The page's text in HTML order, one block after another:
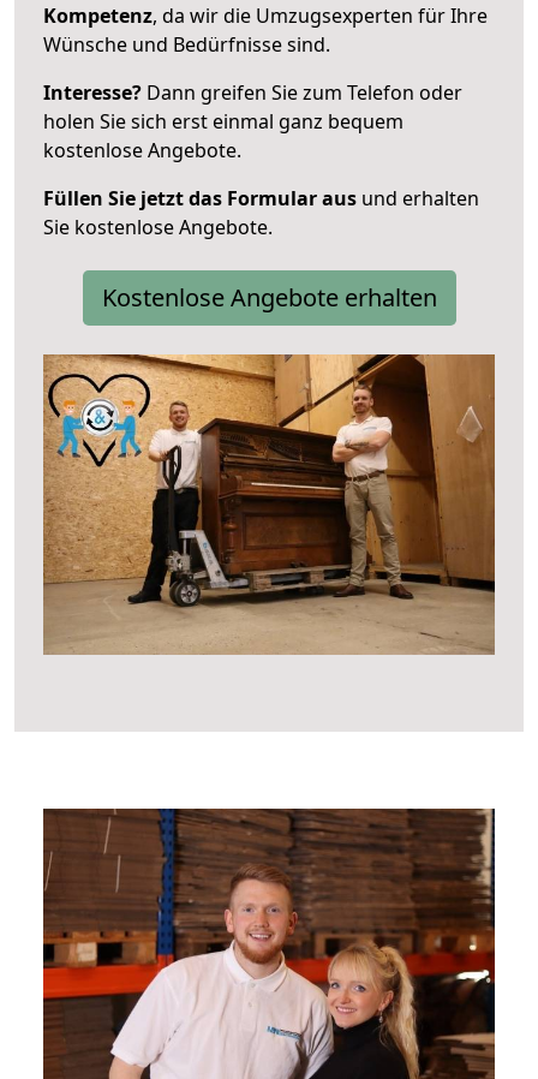
Kompetenz, da wir die Umzugsexperten für Ihre
Wünsche und Bedürfnisse sind.
Interesse? Dann greifen Sie zum Telefon oder
holen Sie sich erst einmal ganz bequem
kostenlose Angebote.
Füllen Sie jetzt das Formular aus und erhalten
Sie kostenlose Angebote.
Kostenlose Angebote erhalten